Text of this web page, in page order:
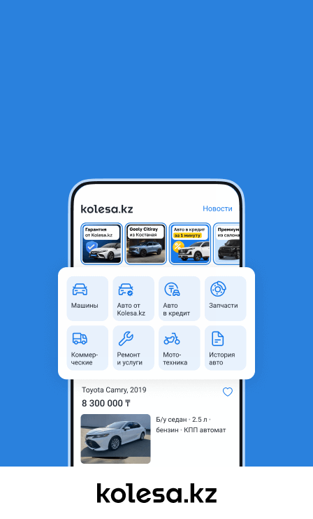
Бампер передний на Accent с 17-20 г. Не Китай
Алматы, Алматинская
область
Новая
Код запчасти
86511-H5000
Комментарий продавца
Бампер передний на Hyundai Accent Solaris с 2017-2020 г.
В. Не Китай. Производство Россия, отличного качества,
садится как оригинал. Доставка по городу по